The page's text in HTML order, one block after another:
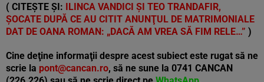
( CITEȘTE ȘI: ILINCA VANDICI ŞI TEO TRANDAFIR,
ŞOCATE DUPĂ CE AU CITIT ANUNŢUL DE MATRIMONIALE
DAT DE OANA ROMAN: „DACĂ AM VREA SĂ FIM RELE…” )
Cine deţine informaţii despre acest subiect este rugat să ne
scrie la pont@cancan.ro, să ne sune la 0741 CANCAN